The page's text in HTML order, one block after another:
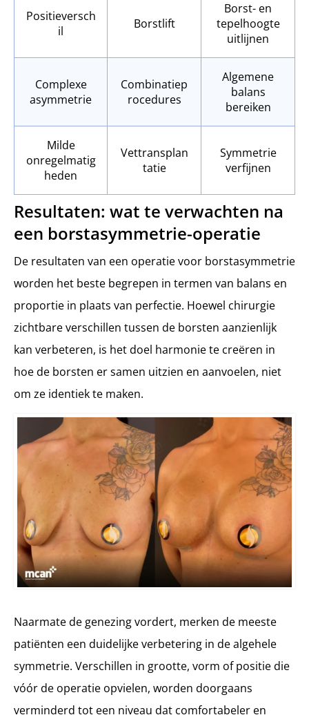
Positieversch
il
Borstlift
Borst- en
tepelhoogte
uitlijnen
Complexe
asymmetrie
Combinatiep
rocedures
Algemene
balans
bereiken
Milde
onregelmatig
heden
Vettransplan
tatie
Symmetrie
verfijnen
Resultaten: wat te verwachten na
een borstasymmetrie-operatie
De resultaten van een operatie voor borstasymmetrie
worden het beste begrepen in termen van balans en
proportie in plaats van perfectie. Hoewel chirurgie
zichtbare verschillen tussen de borsten aanzienlijk
kan verbeteren, is het doel harmonie te creëren in
hoe de borsten er samen uitzien en aanvoelen, niet
om ze identiek te maken.
Naarmate de genezing vordert, merken de meeste
patiënten een duidelijke verbetering in de algehele
symmetrie. Verschillen in grootte, vorm of positie die
vóór de operatie opvielen, worden doorgaans
verminderd tot een niveau dat comfortabeler en